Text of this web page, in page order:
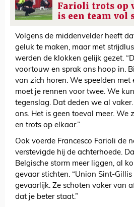
Farioli trots op
is een team vol
Volgens de middenvelder heeft
geluk te maken, maar met
werden de klokken gelijk gezet.
voortouw en sprak ons hoop in.
van zich horen. We speelden met
moet je rennen voor twee. We
tegenslag. Dat deden we al
ons. Het is geen toeval meer. We
en trots op elkaar.”
Ook voerde Francesco Farioli de
verstevigde hij de achterhoede.
Belgische storm meer liggen, al
gevaar stichten. “Union Sint-
gevaarlijk. Ze schoten vaker van
dat je beter staat.”